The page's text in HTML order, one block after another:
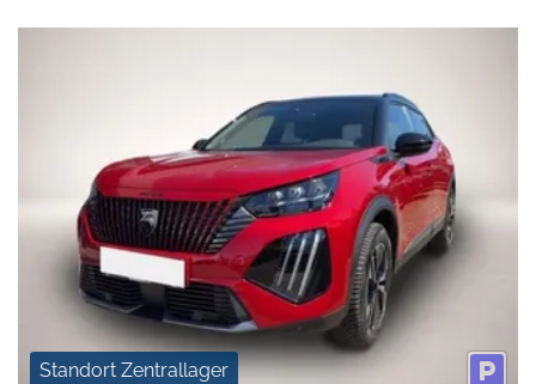
Standort Zentrallager